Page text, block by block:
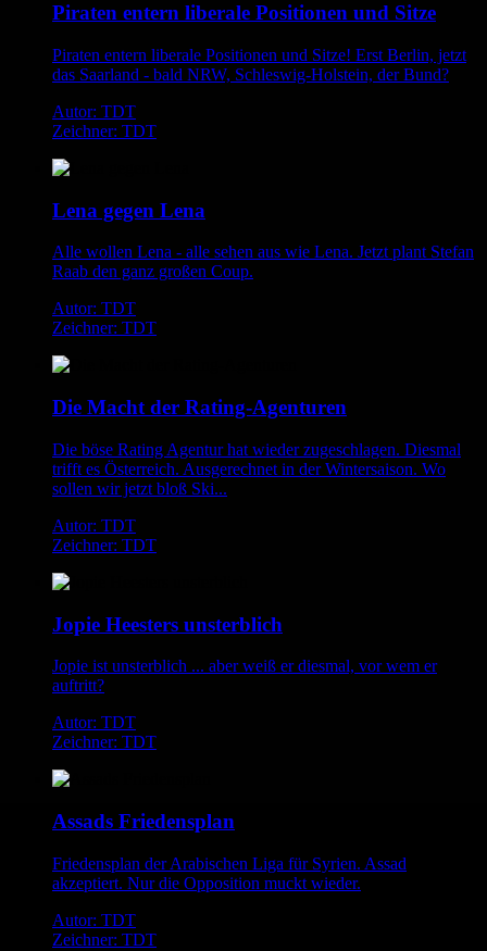
Piraten entern liberale Positionen und Sitze
Piraten entern liberale Positionen und Sitze! Erst Berlin, jetzt
das Saarland - bald NRW, Schleswig-Holstein, der Bund?
Autor: TDT
Zeichner: TDT
Lena gegen Lena
Alle wollen Lena - alle sehen aus wie Lena. Jetzt plant Stefan
Raab den ganz großen Coup.
Autor: TDT
Zeichner: TDT
Die Macht der Rating-Agenturen
Die böse Rating Agentur hat wieder zugeschlagen. Diesmal
trifft es Österreich. Ausgerechnet in der Wintersaison. Wo
sollen wir jetzt bloß Ski...
Autor: TDT
Zeichner: TDT
Jopie Heesters unsterblich
Jopie ist unsterblich ... aber weiß er diesmal, vor wem er
auftritt?
Autor: TDT
Zeichner: TDT
Assads Friedensplan
Friedensplan der Arabischen Liga für Syrien. Assad
akzeptiert. Nur die Opposition muckt wieder.
Autor: TDT
Zeichner: TDT